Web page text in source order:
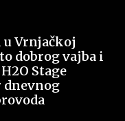
u Vrnjačkoj
dobrog vajba i
Stage
dnevnog